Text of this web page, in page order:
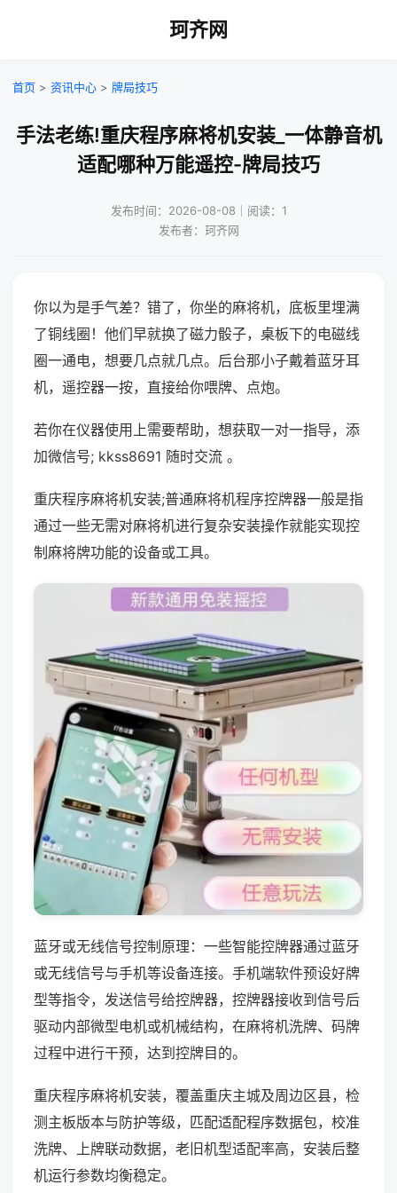
珂齐网
首页 > 资讯中心 > 牌局技巧
手法老练!重庆程序麻将机安装_一体静音机
适配哪种万能遥控-牌局技巧
发布时间：2026-08-08｜阅读：1
发布者：珂齐网
你以为是手气差？错了，你坐的麻将机，底板里埋满
了铜线圈！他们早就换了磁力骰子，桌板下的电磁线
圈一通电，想要几点就几点。后台那小子戴着蓝牙耳
机，遥控器一按，直接给你喂牌、点炮。
若你在仪器使用上需要帮助，想获取一对一指导，添
加微信号; kkss8691 随时交流 。
重庆程序麻将机安装;普通麻将机程序控牌器一般是指
通过一些无需对麻将机进行复杂安装操作就能实现控
制麻将牌功能的设备或工具。
蓝牙或无线信号控制原理：一些智能控牌器通过蓝牙
或无线信号与手机等设备连接。手机端软件预设好牌
型等指令，发送信号给控牌器，控牌器接收到信号后
驱动内部微型电机或机械结构，在麻将机洗牌、码牌
过程中进行干预，达到控牌目的。
重庆程序麻将机安装，覆盖重庆主城及周边区县，检
测主板版本与防护等级，匹配适配程序数据包，校准
洗牌、上牌联动数据，老旧机型适配率高，安装后整
机运行参数均衡稳定。